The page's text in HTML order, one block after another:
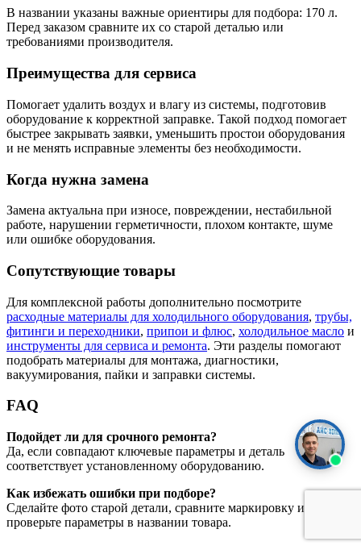
В названии указаны важные ориентиры для подбора: 170 л.
Перед заказом сравните их со старой деталью или
требованиями производителя.
Преимущества для сервиса
Помогает удалить воздух и влагу из системы, подготовив
оборудование к корректной заправке. Такой подход помогает
быстрее закрывать заявки, уменьшить простои оборудования
и не менять исправные элементы без необходимости.
Когда нужна замена
Замена актуальна при износе, повреждении, нестабильной
работе, нарушении герметичности, плохом контакте, шуме
или ошибке оборудования.
Сопутствующие товары
Для комплексной работы дополнительно посмотрите
расходные материалы для холодильного оборудования, трубы,
фитинги и переходники, припои и флюс, холодильное масло и
инструменты для сервиса и ремонта. Эти разделы помогают
подобрать материалы для монтажа, диагностики,
вакуумирования, пайки и заправки системы.
FAQ
Подойдет ли для срочного ремонта?
Да, если совпадают ключевые параметры и деталь
соответствует установленному оборудованию.
Как избежать ошибки при подборе?
Сделайте фото старой детали, сравните маркировку и
проверьте параметры в названии товара.